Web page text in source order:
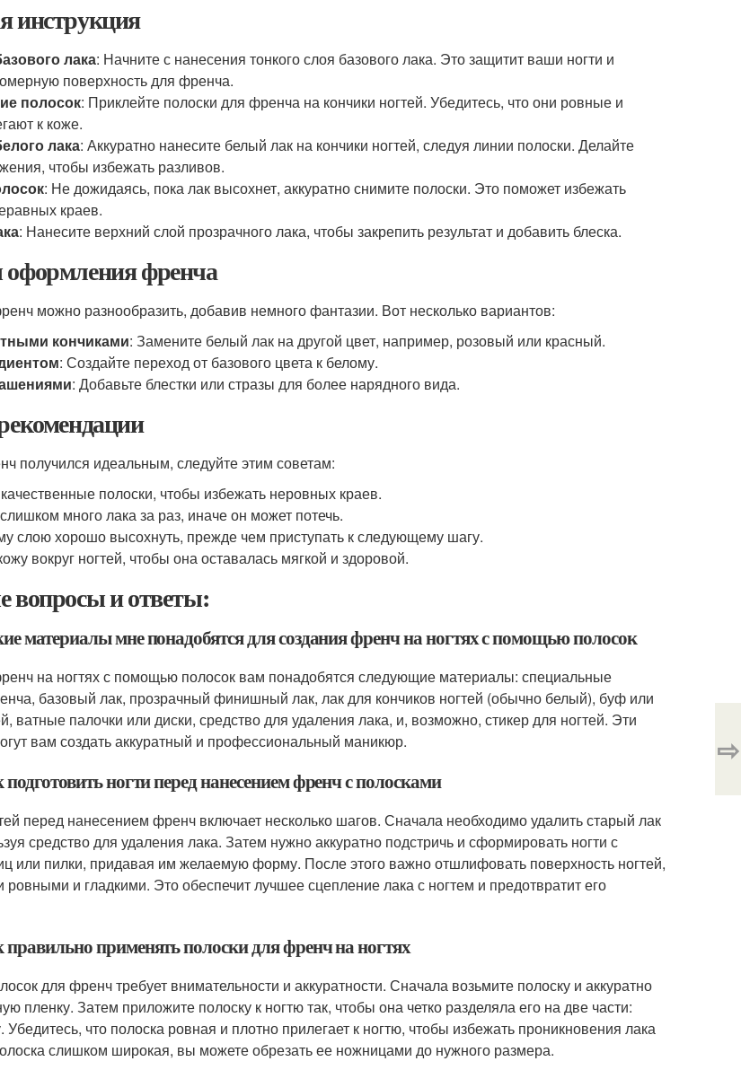
инструкция
лака: Начните с нанесения тонкого слоя базового лака. Это защитит ваши ногти и
поверхность для френча.
полосок: Приклейте полоски для френча на кончики ногтей. Убедитесь, что они ровные и
к коже.
лака: Аккуратно нанесите белый лак на кончики ногтей, следуя линии полоски. Делайте
чтобы избежать разливов.
: Не дожидаясь, пока лак высохнет, аккуратно снимите полоски. Это поможет избежать
краев.
: Нанесите верхний слой прозрачного лака, чтобы закрепить результат и добавить блеска.
френча
можно разнообразить, добавив немного фантазии. Вот несколько вариантов:
кончиками: Замените белый лак на другой цвет, например, розовый или красный.
: Создайте переход от базового цвета к белому.
: Добавьте блестки или стразы для более нарядного вида.
получился идеальным, следуйте этим советам:
полоски, чтобы избежать неровных краев.
много лака за раз, иначе он может потечь.
слою хорошо высохнуть, прежде чем приступать к следующему шагу.
вокруг ногтей, чтобы она оставалась мягкой и здоровой.
вопросы и ответы:
материалы мне понадобятся для создания френч на ногтях с помощью полосок
на ногтях с помощью полосок вам понадобятся следующие материалы: специальные
базовый лак, прозрачный финишный лак, лак для кончиков ногтей (обычно белый), буф или
ватные палочки или диски, средство для удаления лака, и, возможно, стикер для ногтей. Эти
вам создать аккуратный и профессиональный маникюр.
ногти перед нанесением френч с полосками
перед нанесением френч включает несколько шагов. Сначала необходимо удалить старый лак
средство для удаления лака. Затем нужно аккуратно подстричь и сформировать ногти с
или пилки, придавая им желаемую форму. После этого важно отшлифовать поверхность ногтей,
ровными и гладкими. Это обеспечит лучшее сцепление лака с ногтем и предотвратит его
применять полоски для френч на ногтях
для френч требует внимательности и аккуратности. Сначала возьмите полоску и аккуратно
пленку. Затем приложите полоску к ногтю так, чтобы она четко разделяла его на две части:
Убедитесь, что полоска ровная и плотно прилегает к ногтю, чтобы избежать проникновения лака
слишком широкая, вы можете обрезать ее ножницами до нужного размера.
⇨